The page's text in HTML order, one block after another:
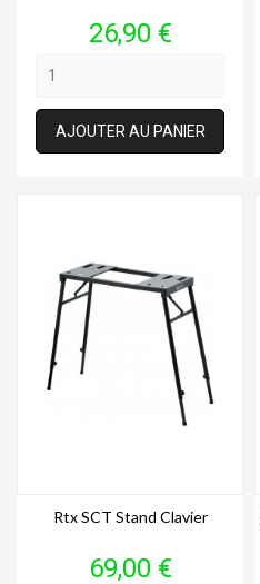
Prix
26,90 €
AJOUTER AU PANIER
Rtx SCT Stand Clavier
Prix
69,00 €